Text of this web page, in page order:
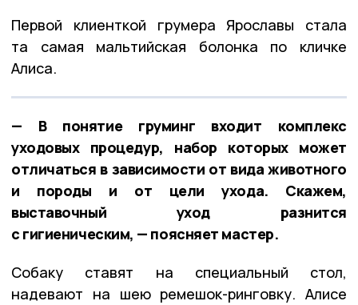
Первой клиенткой грумера Ярославы стала
та самая мальтийская болонка по кличке
Алиса.
— В понятие груминг входит комплекс
уходовых процедур, набор которых может
отличаться в зависимости от вида животного
и породы и от цели ухода. Скажем,
выставочный уход разнится
с гигиеническим, — поясняет мастер.
Собаку ставят на специальный стол,
надевают на шею ремешок-ринговку. Алисе